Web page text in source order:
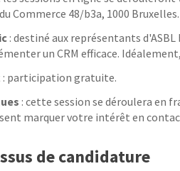
Commerce 48/b3a, 1000 Bruxelles.
: destiné aux représentants
un CRM efficace.
: participation gratuite.
: cette session se déroulera en
marquer votre intérêt en
de candidature